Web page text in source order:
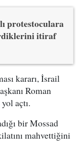
protestoculara
itiraf
kararı, İsrail
Roman
açtı.
bir Mossad
mahvettiğini